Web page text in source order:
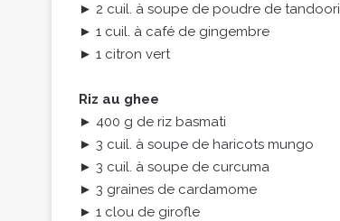
► 2 cuil. à soupe de poudre de tandoori
► 1 cuil. à café de gingembre
► 1 citron vert
Riz au ghee
► 400 g de riz basmati
► 3 cuil. à soupe de haricots mungo
► 3 cuil. à soupe de curcuma
► 3 graines de cardamome
► 1 clou de girofle